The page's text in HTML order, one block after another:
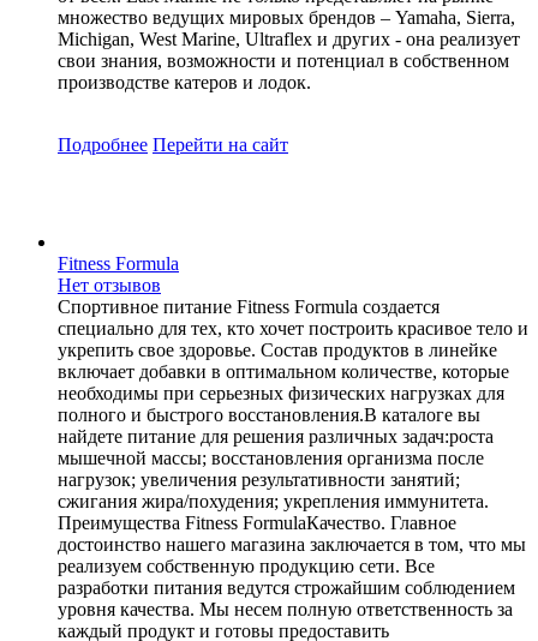
множество ведущих мировых брендов – Yamaha, Sierra,
Michigan, West Marine, Ultraflex и других - она реализует
свои знания, возможности и потенциал в собственном
производстве катеров и лодок.
Подробнее Перейти на сайт
Fitness Formula
Нет отзывов
Спортивное питание Fitness Formula создается
специально для тех, кто хочет построить красивое тело и
укрепить свое здоровье. Состав продуктов в линейке
включает добавки в оптимальном количестве, которые
необходимы при серьезных физических нагрузках для
полного и быстрого восстановления.В каталоге вы
найдете питание для решения различных задач:роста
мышечной массы; восстановления организма после
нагрузок; увеличения результативности занятий;
сжигания жира/похудения; укрепления иммунитета.
Преимущества Fitness FormulaКачество. Главное
достоинство нашего магазина заключается в том, что мы
реализуем собственную продукцию сети. Все
разработки питания ведутся строжайшим соблюдением
уровня качества. Мы несем полную ответственность за
каждый продукт и готовы предоставить